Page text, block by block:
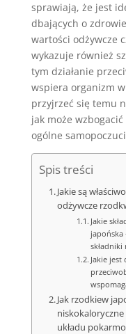
sprawiają, że jest
dbających o
wartości odżywcze
wykazuje również
tym działanie
wspiera organizm
przyjrzeć się temu
jak może
ogólne
Spis treści
Jakie są
odżywcze
Jakie
japońska
składniki
Jakie
Jak rzodkiew
układu